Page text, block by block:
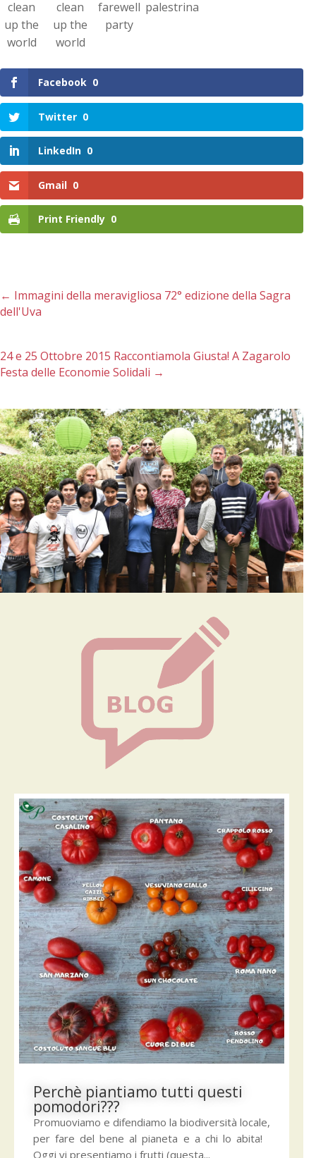
clean
up the
world
clean
up the
world
farewell
party
palestrina
Facebook 0
Twitter 0
LinkedIn 0
Gmail 0
Print Friendly 0
← Immagini della meravigliosa 72° edizione della Sagra
dell'Uva
24 e 25 Ottobre 2015 Raccontiamola Giusta! A Zagarolo
Festa delle Economie Solidali →
Perchè piantiamo tutti questi
pomodori???
Promuoviamo e difendiamo la biodiversità locale,
per fare del bene al pianeta e a chi lo abita!
Oggi vi presentiamo i frutti (questa...